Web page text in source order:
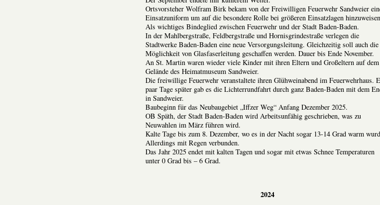
Ortsvorsteher Wolfram Birk bekam von der Freiwilligen Feuerwehr Sandweier
Einsatzuniform um auf die besondere Rolle bei größeren Einsatzlagen
Als wichtiges Bindeglied zwischen Feuerwehr und der Stadt Baden-Baden.
In der Mahlbergstraße, Feldbergstraße und Hornisgrindestraße verlegen die
Stadtwerke Baden-Baden eine neue Versorgungsleitung. Gleichzeitig soll auch die
Möglichkeit von Glasfaserleitung geschaffen werden. Dauer bis Ende November.
An St. Martin waren wieder viele Kinder mit ihren Eltern und Großeltern auf dem
Gelände des Heimatmuseum Sandweier.
Die freiwillige Feuerwehr veranstaltete ihren Glühweinabend im Feuerwehrhaus.
paar Tage später gab es die Lichterrundfahrt durch ganz Baden-Baden mit dem
in Sandweier.
Baubeginn für das Neubaugebiet „Iffzer Weg“ Anfang Dezember 2025.
OB Späth, der Stadt Baden-Baden wird Arbeitsunfähig geschrieben, was zu
Neuwahlen im März führen wird.
Kalte Tage bis zum 8. Dezember, wo es in der Nacht sogar 13-14 Grad warm
Allerdings mit Regen verbunden.
Das Jahr 2025 endet mit kalten Tagen und sogar mit etwas Schnee Temperaturen
unter 0 Grad bis – 6 Grad.
2024